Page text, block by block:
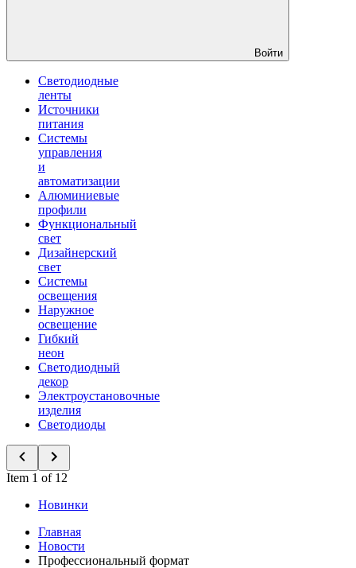
Войти
Светодиодные
ленты
Источники
питания
Системы
управления
и
автоматизации
Алюминиевые
профили
Функциональный
свет
Дизайнерский
свет
Системы
освещения
Наружное
освещение
Гибкий
неон
Светодиодный
декор
Электроустановочные
изделия
Светодиоды
Item 1 of 12
Новинки
Главная
Новости
Профессиональный формат